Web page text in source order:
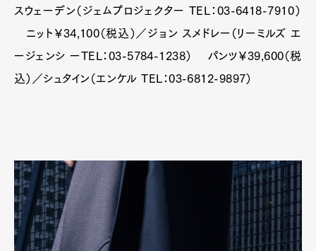
スウェーデン（ジェムプロジェクター TEL：03-6418-7910）
ニット￥34,100（税込）／ジョン スメドレー（リーミルズ エ
ージェンシ ーTEL：03-5784-1238） パンツ￥39,600（税
込）／シュタイン（エンケル TEL：03-6812-9897）